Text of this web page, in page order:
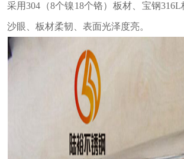
采用304（8个镍18个铬）板材、宝钢
沙眼、板材柔韧、表面光泽度亮。